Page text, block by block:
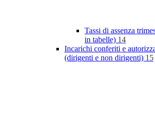
Tassi di assenza
in tabelle) 14
Incarichi conferiti e
(dirigenti e non dirigenti) 15